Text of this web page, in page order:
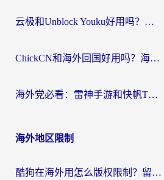
云极和Unblock Youku好用吗？海外党亲测+2026回国加速器避坑指南
ChickCN和海外回国好用吗？海外党2026亲测：从手游到影音，选对加速器的3个关键
海外党必看：雷神手游和快帆TV版好用吗？3步选对回国加速器不踩坑
海外地区限制
酷狗在海外用怎么版权限制？留学生亲测：3步解决听国内音乐难题